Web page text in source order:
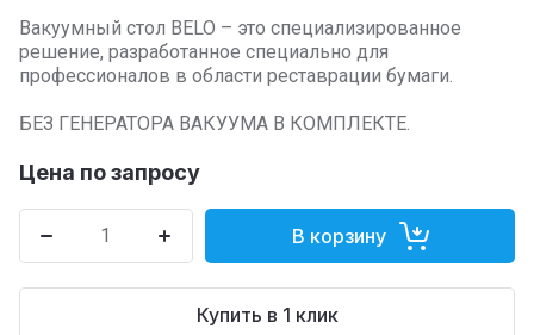
Вакуумный стол BELO – это специализированное
решение, разработанное специально для
профессионалов в области реставрации бумаги.
БЕЗ ГЕНЕРАТОРА ВАКУУМА В КОМПЛЕКТЕ.
Цена по запросу
В корзину
Купить в 1 клик